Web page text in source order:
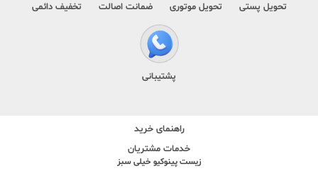
تحویل پستی تحویل موتوری ضمانت اصالت تخفیف دائمی
پشتیبانی
راهنمای خرید
خدمات مشتریان
زیست پینوکیو خیلی سبز